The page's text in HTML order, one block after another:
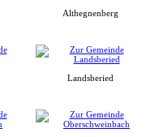
Althegnenberg
Landsberied